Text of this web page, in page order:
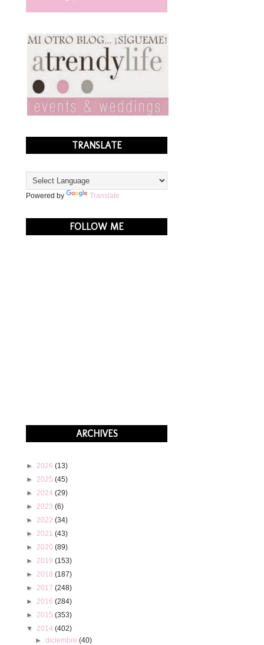
TRANSLATE
Powered by Translate
FOLLOW ME
ARCHIVES
► 2026(13)
► 2025(45)
► 2024(29)
► 2023(6)
► 2022(34)
► 2021(43)
► 2020(89)
► 2019(153)
► 2018(187)
► 2017(248)
► 2016(284)
► 2015(353)
▼ 2014(402)
► diciembre (40)